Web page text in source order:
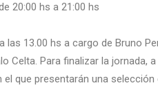
20:00 hs a 21:00 hs
las 13.00 hs a cargo de Bruno
Celta. Para finalizar la jornada,
el que presentarán una